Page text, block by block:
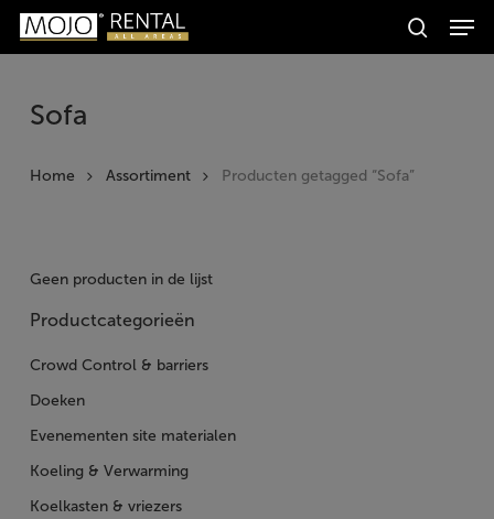
Skip
Producten
zoeken
Zoeken
Sofa
Home Assortiment Producten getagged “Sofa”
Geen producten in de lijst
Productcategorieën
Crowd Control & barriers
Doeken
Evenementen site materialen
Koeling & Verwarming
Koelkasten & vriezers